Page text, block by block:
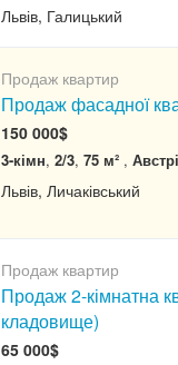
Львів, Галицький
Продаж квартир
Продаж фасадної
150 000$
3-кімн, 2/3, 75 м² ,
Львів, Личаківський
Продаж квартир
Продаж 2-кімнатна
кладовище)
65 000$